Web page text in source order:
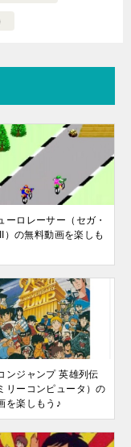
ーロレーサー（セガ・
）の無料動画を楽しも
ンジャンプ 英雄列伝
リーコンピュータ）の
を楽しもう♪